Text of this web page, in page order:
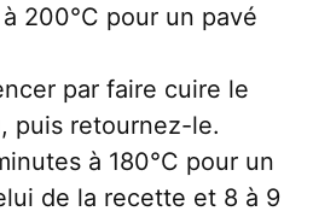
200°C pour un pavé
par faire cuire le
puis retournez-le.
à 180°C pour un
de la recette et 8 à 9